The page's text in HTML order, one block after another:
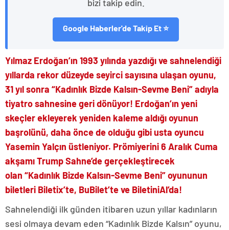
bizi takip edin.
Google Haberler'de Takip Et ⭐
Yılmaz Erdoğan’ın 1993 yılında yazdığı ve sahnelendiği
yıllarda rekor düzeyde seyirci sayısına ulaşan oyunu,
31 yıl sonra “Kadınlık Bizde Kalsın-Sevme Beni”adıyla
tiyatro sahnesine geri dönüyor! Erdoğan’ın yeni
skeçler ekleyerek yeniden kaleme aldığı oyunun
başrolünü, daha önce de olduğu gibi usta oyuncu
Yasemin Yalçın üstleniyor. Prömiyerini 6 Aralık Cuma
akşamı Trump Sahne’de gerçekleştirecek
olan “Kadınlık Bizde Kalsın-Sevme Beni”oyununun
biletleri Biletix’te, BuBilet’te ve BiletiniAl’da!
Sahnelendiği ilk günden itibaren uzun yıllar kadınların
sesi olmaya devam eden “Kadınlık Bizde Kalsın” oyunu,